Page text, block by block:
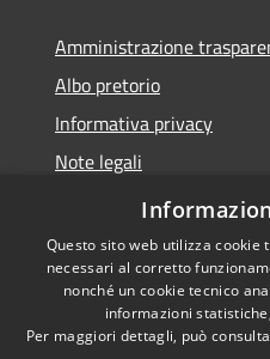
Amministrazione
Albo pretorio
Informativa privacy
Note legali
Dichiarazione di
Accessibilità
Questo sito web utilizza
necessari al corretto
nonché un cookie tecnico
informazioni
Per maggiori dettagli, può